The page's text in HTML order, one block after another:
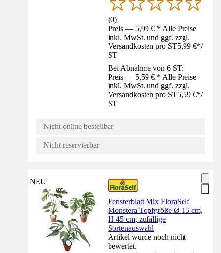
(0)
Preis — 5,99 € * Alle Preise
inkl. MwSt. und ggf. zzgl.
Versandkosten pro ST5,99 €*/
ST
Bei Abnahme von 6 ST:
Preis — 5,59 € * Alle Preise
inkl. MwSt. und ggf. zzgl.
Versandkosten pro ST5,59 €*/
ST
Nicht online bestellbar
Nicht reservierbar
NEU
Fensterblatt Mix FloraSelf
Monstera Topfgröße Ø 15 cm,
H 45 cm, zufällige
Sortenauswahl
Artikel wurde noch nicht
bewertet.